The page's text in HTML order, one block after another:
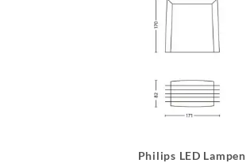
Philips LED Lampen